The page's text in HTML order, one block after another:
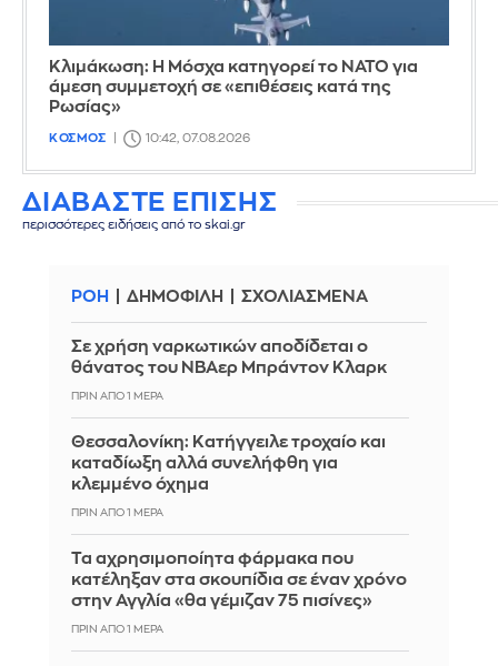
Κλιμάκωση: Η Μόσχα κατηγορεί το ΝΑΤΟ για
άμεση συμμετοχή σε «επιθέσεις κατά της
Ρωσίας»
ΚΟΣΜΟΣ 10:42, 07.08.2026
ΔΙΑΒΑΣΤΕ ΕΠΙΣΗΣ
περισσότερες ειδήσεις από το skai.gr
ΡΟΗ ΔΗΜΟΦΙΛΗ ΣΧΟΛΙΑΣΜΕΝΑ
Σε χρήση ναρκωτικών αποδίδεται ο
θάνατος του ΝΒΑερ Μπράντον Κλαρκ
ΠΡΙΝ ΑΠΌ 1 ΜΈΡΑ
Θεσσαλονίκη: Κατήγγειλε τροχαίο και
καταδίωξη αλλά συνελήφθη για
κλεμμένο όχημα
ΠΡΙΝ ΑΠΌ 1 ΜΈΡΑ
Τα αχρησιμοποίητα φάρμακα που
κατέληξαν στα σκουπίδια σε έναν χρόνο
στην Αγγλία «θα γέμιζαν 75 πισίνες»
ΠΡΙΝ ΑΠΌ 1 ΜΈΡΑ